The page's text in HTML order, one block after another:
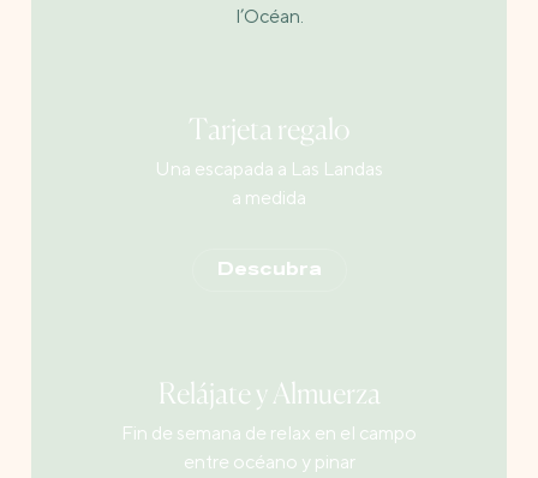
l’Océan.
Tarjeta regalo
Una escapada a Las Landas
a medida
Descubra
Relájate y Almuerza
Fin de semana de relax en el campo
entre océano y pinar